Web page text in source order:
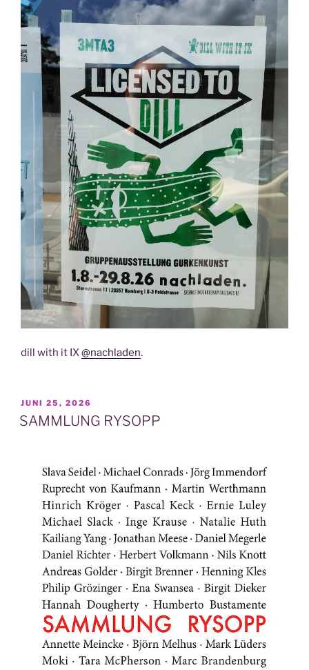
dill with it IX@nachladen.
VERÖFFENTLICHT
AM
JUNI 25, 2026
SAMMLUNG RYSOPP